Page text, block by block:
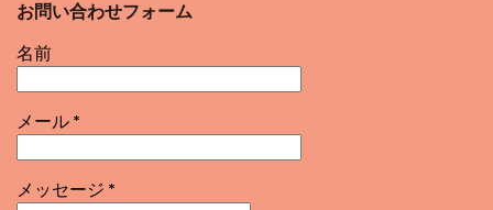
お問い合わせフォーム
名前
メール *
メッセージ *